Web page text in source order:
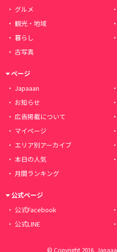
グルメ
観光・地域
暮らし
古写真
ページ
Japaaan
お知らせ
広告掲載について
マイページ
エリア別アーカイブ
本日の人気
月間ランキング
公式ページ
公式Facebook
公式LINE
© Copyright 2016,